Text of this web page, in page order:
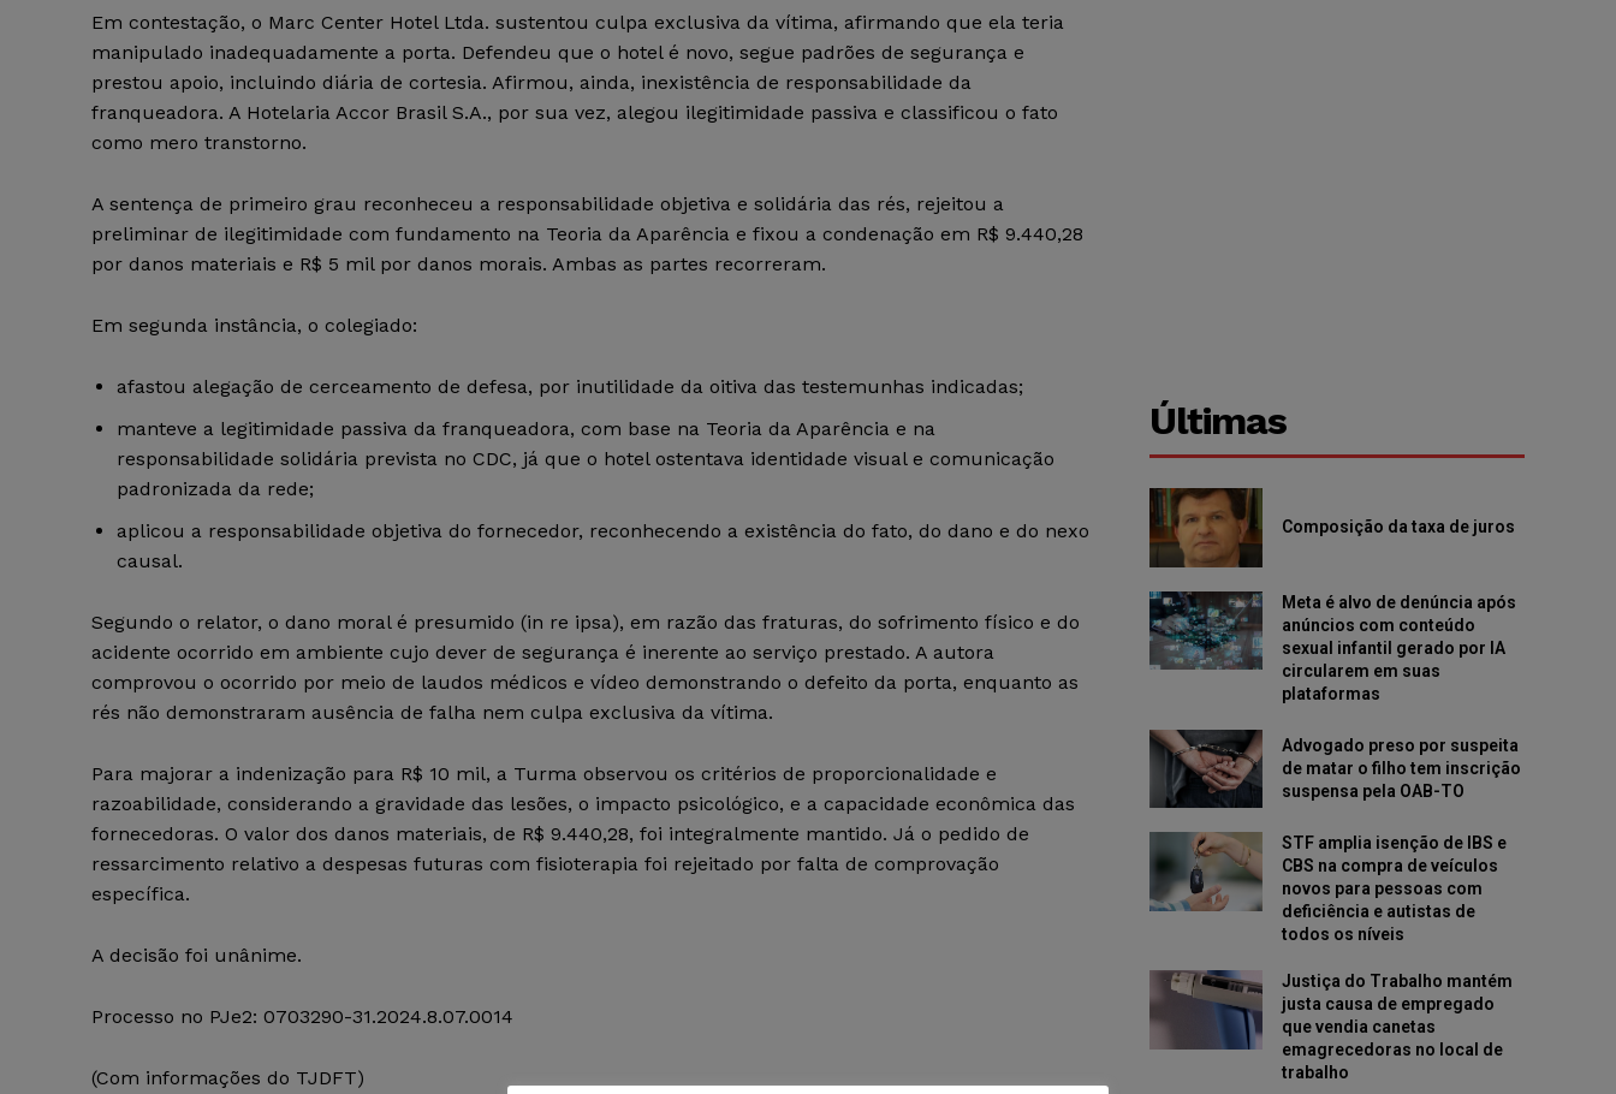
Em contestação, o Marc Center Hotel Ltda. sustentou culpa exclusiva da vítima, afirmando que ela teria
manipulado inadequadamente a porta. Defendeu que o hotel é novo, segue padrões de segurança e
prestou apoio, incluindo diária de cortesia. Afirmou, ainda, inexistência de responsabilidade da
franqueadora. A Hotelaria Accor Brasil S.A., por sua vez, alegou ilegitimidade passiva e classificou o fato
como mero transtorno.
A sentença de primeiro grau reconheceu a responsabilidade objetiva e solidária das rés, rejeitou a
preliminar de ilegitimidade com fundamento na Teoria da Aparência e fixou a condenação em R$ 9.440,28
por danos materiais e R$ 5 mil por danos morais. Ambas as partes recorreram.
Em segunda instância, o colegiado:
afastou alegação de cerceamento de defesa, por inutilidade da oitiva das testemunhas indicadas;
manteve a legitimidade passiva da franqueadora, com base na Teoria da Aparência e na
responsabilidade solidária prevista no CDC, já que o hotel ostentava identidade visual e comunicação
padronizada da rede;
aplicou a responsabilidade objetiva do fornecedor, reconhecendo a existência do fato, do dano e do nexo
causal.
Segundo o relator, o dano moral é presumido (in re ipsa), em razão das fraturas, do sofrimento físico e do
acidente ocorrido em ambiente cujo dever de segurança é inerente ao serviço prestado. A autora
comprovou o ocorrido por meio de laudos médicos e vídeo demonstrando o defeito da porta, enquanto as
rés não demonstraram ausência de falha nem culpa exclusiva da vítima.
Para majorar a indenização para R$ 10 mil, a Turma observou os critérios de proporcionalidade e
razoabilidade, considerando a gravidade das lesões, o impacto psicológico, e a capacidade econômica das
fornecedoras. O valor dos danos materiais, de R$ 9.440,28, foi integralmente mantido. Já o pedido de
ressarcimento relativo a despesas futuras com fisioterapia foi rejeitado por falta de comprovação
específica.
A decisão foi unânime.
Processo no PJe2: 0703290-31.2024.8.07.0014
(Com informações do TJDFT)
Últimas
Composição da taxa de juros
Meta é alvo de denúncia após
anúncios com conteúdo
sexual infantil gerado por IA
circularem em suas
plataformas
Advogado preso por suspeita
de matar o filho tem inscrição
suspensa pela OAB-TO
STF amplia isenção de IBS e
CBS na compra de veículos
novos para pessoas com
deficiência e autistas de
todos os níveis
Justiça do Trabalho mantém
justa causa de empregado
que vendia canetas
emagrecedoras no local de
trabalho